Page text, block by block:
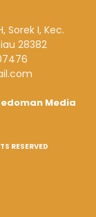
Sorek I, Kec.
28382
Media
RESERVED